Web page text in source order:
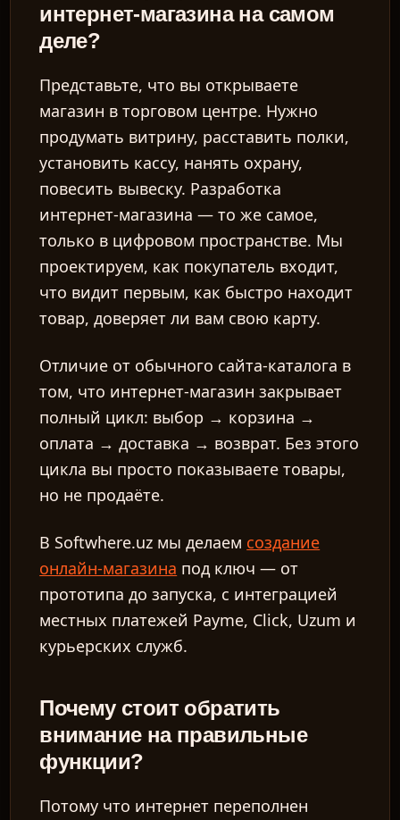
интернет-магазина на самом
деле?
Представьте, что вы открываете
магазин в торговом центре. Нужно
продумать витрину, расставить полки,
установить кассу, нанять охрану,
повесить вывеску. Разработка
интернет-магазина — то же самое,
только в цифровом пространстве. Мы
проектируем, как покупатель входит,
что видит первым, как быстро находит
товар, доверяет ли вам свою карту.
Отличие от обычного сайта-каталога в
том, что интернет-магазин закрывает
полный цикл: выбор → корзина →
оплата → доставка → возврат. Без этого
цикла вы просто показываете товары,
но не продаёте.
В Softwhere.uz мы делаем создание
онлайн-магазина под ключ — от
прототипа до запуска, с интеграцией
местных платежей Payme, Click, Uzum и
курьерских служб.
Почему стоит обратить
внимание на правильные
функции?
Потому что интернет переполнен